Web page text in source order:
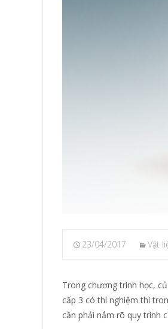
23/04/2017 Vật
Trong chương trình học,
cấp 3 có thí nghiệm thì
cần phải nắm rõ quy trình